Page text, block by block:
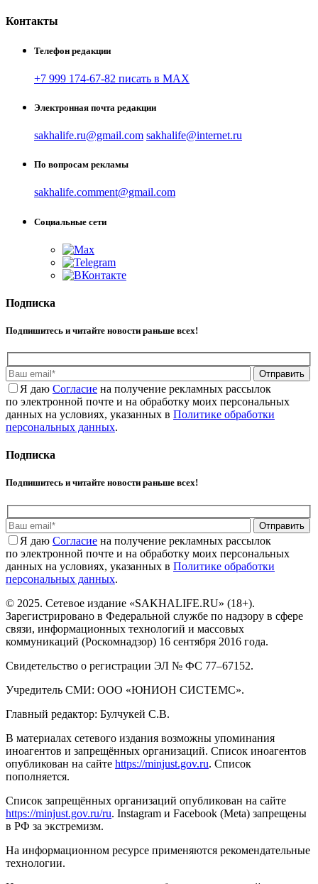
Контакты
Телефон редакции
+7 999 174-67-82 писать в MAX
Электронная почта редакции
sakhalife.ru@gmail.com sakhalife@internet.ru
По вопросам рекламы
sakhalife.comment@gmail.com
Социальные сети
Подписка
Подпишитесь и читайте новости раньше всех!
Отправить
Я даю Cогласие на получение рекламных рассылок
по электронной почте и на обработку моих персональных
данных на условиях, указанных в Политике обработки
персональных данных.
Подписка
Подпишитесь и читайте новости раньше всех!
Отправить
Я даю Cогласие на получение рекламных рассылок
по электронной почте и на обработку моих персональных
данных на условиях, указанных в Политике обработки
персональных данных.
© 2025. Сетевое издание «SAKHALIFE.RU» (18+).
Зарегистрировано в Федеральной службе по надзору в сфере
связи, информационных технологий и массовых
коммуникаций (Роскомнадзор) 16 сентября 2016 года.
Свидетельство о регистрации ЭЛ № ФС 77–67152.
Учредитель СМИ: ООО «ЮНИОН СИСТЕМС».
Главный редактор: Булчукей С.В.
В материалах сетевого издания возможны упоминания
иноагентов и запрещённых организаций. Список иноагентов
опубликован на сайте https://minjust.gov.ru. Список
пополняется.
Список запрещённых организаций опубликован на сайте
https://minjust.gov.ru/ru. Instagram и Facebook (Metа) запрещены
в РФ за экстремизм.
На информационном ресурсе применяются рекомендательные
технологии.